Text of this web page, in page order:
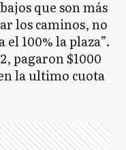
que son más
los caminos, no
100% la plaza”.
pagaron $1000
la ultimo cuota